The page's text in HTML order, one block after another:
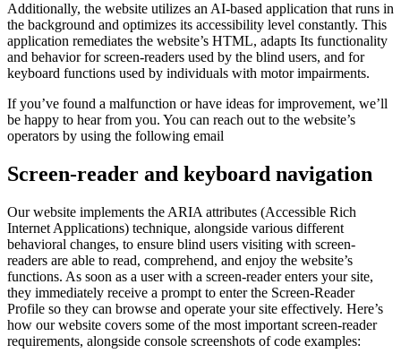
Additionally, the website utilizes an AI-based application that runs in
the background and optimizes its accessibility level constantly. This
application remediates the website’s HTML, adapts Its functionality
and behavior for screen-readers used by the blind users, and for
keyboard functions used by individuals with motor impairments.
If you’ve found a malfunction or have ideas for improvement, we’ll
be happy to hear from you. You can reach out to the website’s
operators by using the following email
Screen-reader and keyboard navigation
Our website implements the ARIA attributes (Accessible Rich
Internet Applications) technique, alongside various different
behavioral changes, to ensure blind users visiting with screen-
readers are able to read, comprehend, and enjoy the website’s
functions. As soon as a user with a screen-reader enters your site,
they immediately receive a prompt to enter the Screen-Reader
Profile so they can browse and operate your site effectively. Here’s
how our website covers some of the most important screen-reader
requirements, alongside console screenshots of code examples: